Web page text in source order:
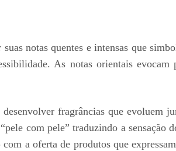
notas quentes e intensas que
As notas orientais evocam
fragrâncias que evoluem
com pele” traduzindo a sensação
a oferta de produtos que